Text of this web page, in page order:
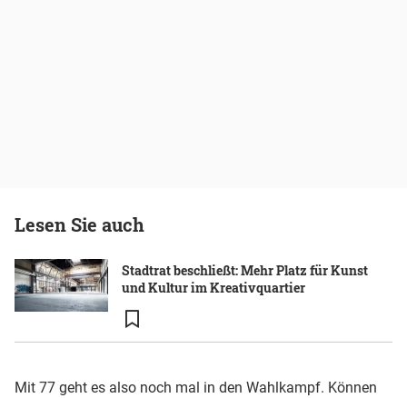
Lesen Sie auch
Stadtrat beschließt: Mehr Platz für Kunst
und Kultur im Kreativquartier
Mit 77 geht es also noch mal in den Wahlkampf. Können